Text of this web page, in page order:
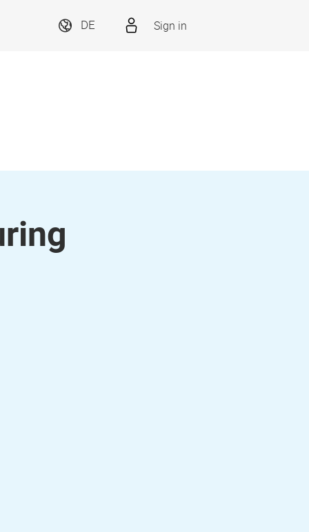
DE Sign in